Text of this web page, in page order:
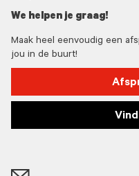
We helpen je graag!
Maak heel eenvoudig een
jou in de buurt!